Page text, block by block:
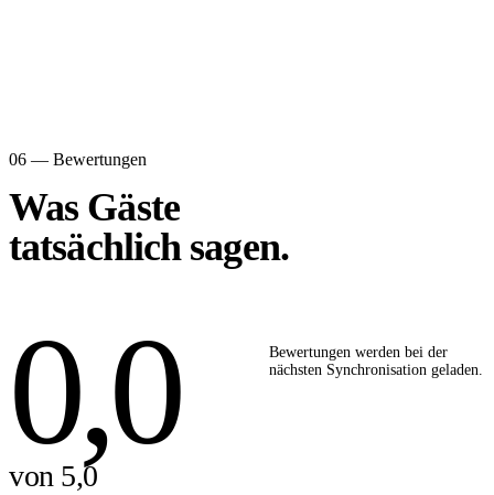
06 — Bewertungen
Was Gäste
tatsächlich sagen.
0,0
von 5,0
Bewertungen werden bei der
nächsten Synchronisation geladen.